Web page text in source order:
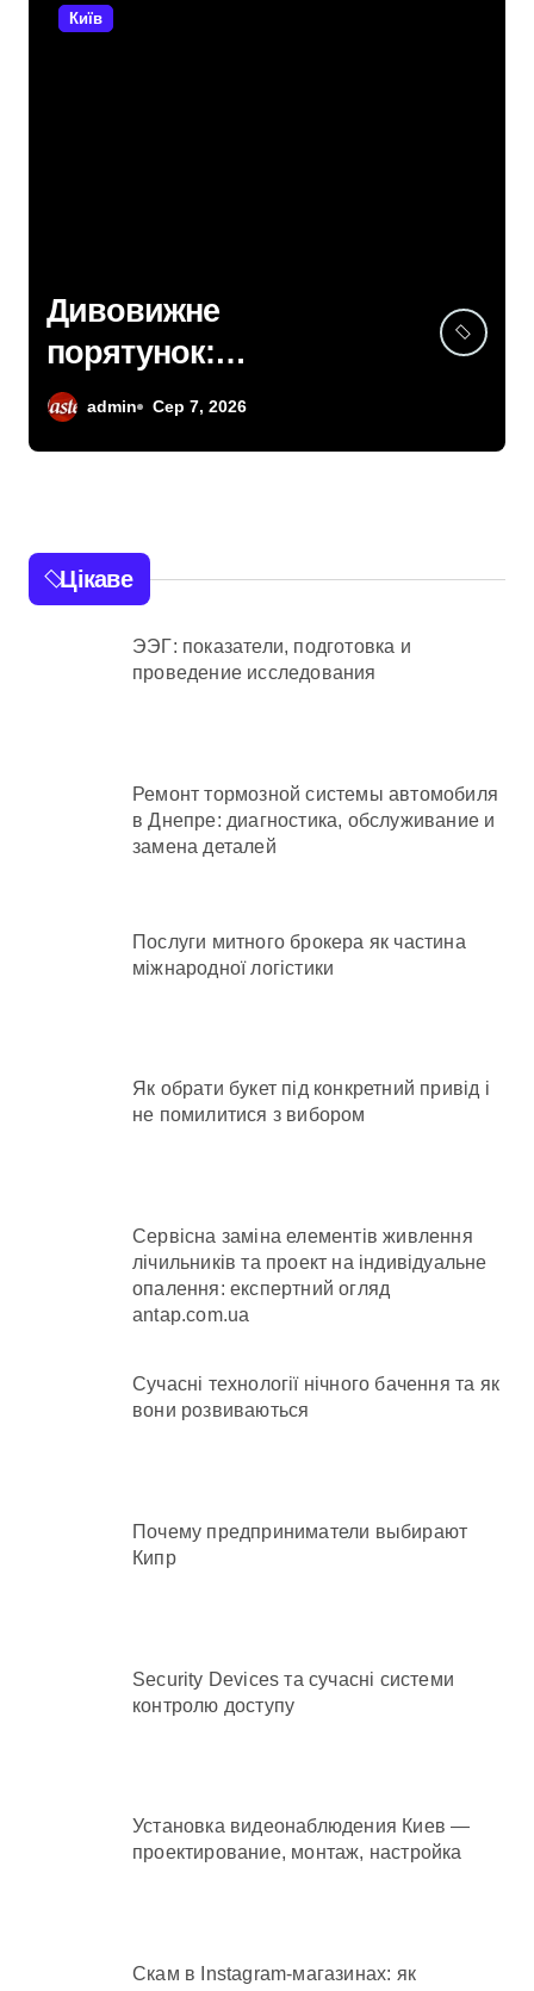
Київ
Дивовижне
порятунок:
червонокнижний
Київщині
admin Сер 7, 2026
Цікаве
ЭЭГ: показатели, подготовка и
проведение исследования
Ремонт тормозной системы автомобиля
в Днепре: диагностика, обслуживание и
замена деталей
Послуги митного брокера як частина
міжнародної логістики
Як обрати букет під конкретний привід і
не помилитися з вибором
Сервісна заміна елементів живлення
лічильників та проект на індивідуальне
опалення: експертний огляд
antap.com.ua
Сучасні технології нічного бачення та як
вони розвиваються
Почему предприниматели выбирают
Кипр
Security Devices та сучасні системи
контролю доступу
Установка видеонаблюдения Киев —
проектирование, монтаж, настройка
Скам в Instagram-магазинах: як